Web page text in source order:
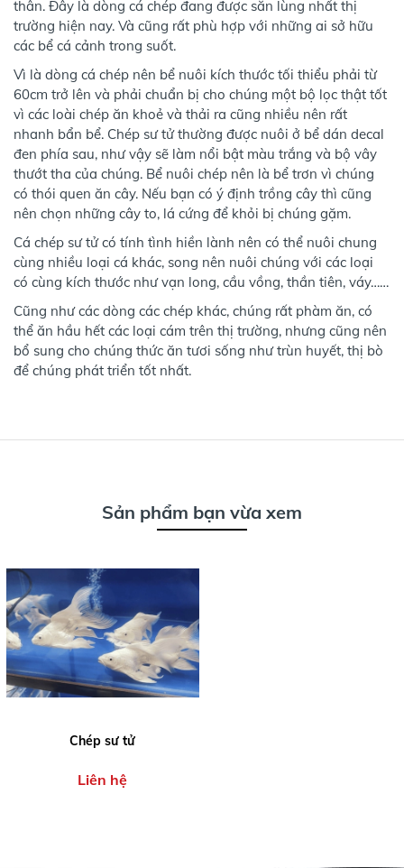
thân. Đây là dòng cá chép đang được săn lùng nhất thị
trường hiện nay. Và cũng rất phù hợp với những ai sở hữu
các bể cá cảnh trong suốt.
Vì là dòng cá chép nên bể nuôi kích thước tối thiểu phải từ
60cm trở lên và phải chuẩn bị cho chúng một bộ lọc thật tốt
vì các loài chép ăn khoẻ và thải ra cũng nhiều nên rất
nhanh bẩn bể. Chép sư tử thường được nuôi ở bể dán decal
đen phía sau, như vậy sẽ làm nổi bật màu trắng và bộ vây
thướt tha của chúng. Bể nuôi chép nên là bể trơn vì chúng
có thói quen ăn cây. Nếu bạn có ý định trồng cây thì cũng
nên chọn những cây to, lá cứng để khỏi bị chúng gặm.
Cá chép sư tử có tính tình hiền lành nên có thể nuôi chung
cùng nhiều loại cá khác, song nên nuôi chúng với các loại
có cùng kích thước như vạn long, cầu vồng, thần tiên, váy……
Cũng như các dòng các chép khác, chúng rất phàm ăn, có
thể ăn hầu hết các loại cám trên thị trường, nhưng cũng nên
bổ sung cho chúng thức ăn tươi sống như trùn huyết, thị bò
để chúng phát triển tốt nhất.
Sản phẩm bạn vừa xem
Chép sư tử
Liên hệ